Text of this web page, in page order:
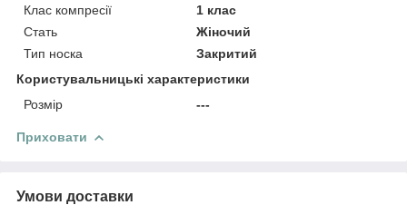
Клас компресії
1 клас
Стать
Жіночий
Тип носка
Закритий
Користувальницькі характеристики
Розмір
---
Приховати
Умови доставки